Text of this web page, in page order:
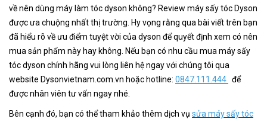
về nên dùng máy làm tóc dyson không? Review máy sấy tóc Dyson
được ưa chuộng nhất thị trường. Hy vọng rằng qua bài viết trên bạn
đã hiểu rõ về ưu điểm tuyệt vời của dyson để quyết định xem có nên
mua sản phẩm này hay không. Nếu bạn có nhu cầu mua máy sấy
tóc dyson chính hãng vui lòng liên hệ ngay với chúng tôi qua
website Dysonvietnam.com.vn hoặc hotline: 0847.111.444 để
được nhân viên tư vấn ngay nhé.
Bên cạnh đó, bạn có thể tham khảo thêm dịch vụ sửa máy sấy tóc